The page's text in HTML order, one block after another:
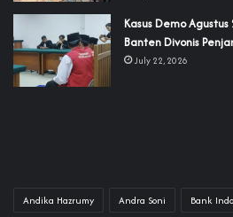
‎Kasus Demo
Banten Divonis
July 22, 2026
Andika Hazrumy Andra Soni Bank